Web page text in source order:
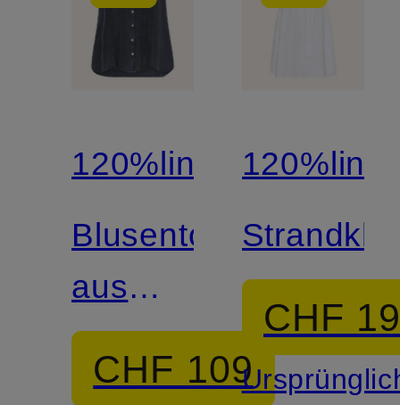
120%lino
Blusentop
aus
Leinen
CHF 109
120%lino
CHF